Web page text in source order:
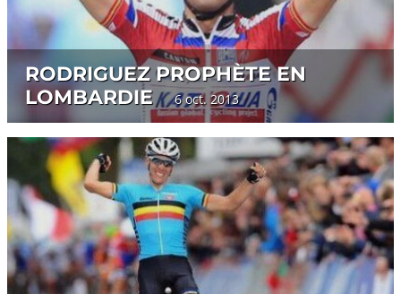
RODRIGUEZ PROPHÈTE EN
LOMBARDIE
6 oct. 2013